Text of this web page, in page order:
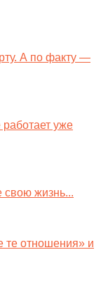
А по факту —
работает уже
жизнь...
те отношения» и